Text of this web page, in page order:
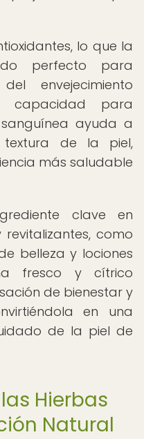
lo que la
perfecto para
envejecimiento
capacidad para
ayuda a
de la piel,
más saludable
clave en
como
belleza y lociones
fresco y cítrico
de bienestar y
en una
de la piel de
Hierbas
Natural